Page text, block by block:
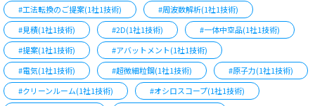
#工法転換のご提案(1社1技術)
#周波数解析(1社1技術)
#見積(1社1技術)
#2D(1社1技術)
#一体中空品(1社1技術)
#提案(1社1技術)
#アバットメント(1社1技術)
#電気(1社1技術)
#超微細粒鋼(1社1技術)
#原子力(1社1技術)
#クリーンルーム(1社1技術)
#オシロスコープ(1社1技術)